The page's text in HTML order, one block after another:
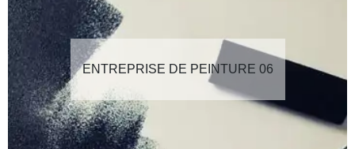
ENTREPRISE DE PEINTURE 06